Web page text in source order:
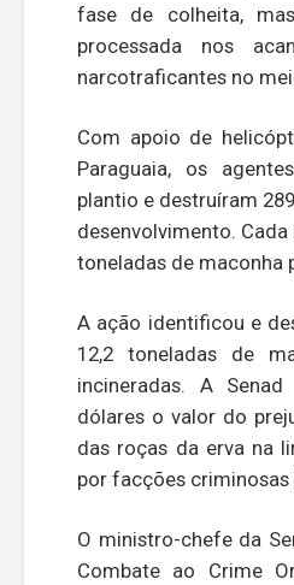
fase de colheita,
processada nos
narcotraficantes no
Com apoio de
Paraguaia, os
plantio e destruíram
desenvolvimento.
toneladas de maconha
A ação identificou e
12,2 toneladas de
incineradas. A
dólares o valor do
das roças da erva na
por facções criminosas
O ministro-chefe da
Combate ao Crime